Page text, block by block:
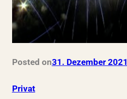
Posted on31. Dezember 2021
Privat